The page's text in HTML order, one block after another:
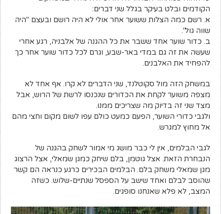
הקודמים ובלט בעיקר בגלל שני דברים:
א. רשם כמה הצלות ששוער אחר אולי לא היה רושם ובעצם "היה
שווה גול".
ב. כדור שוער אחד ששבר את כל ההגנה של אלבניה, רגע אחרי
שעשה את זה גם במדי באר-שבע, וגרם לכל כדור שוער אחר כך
להפחיד את האלבנים.
במשחק הזה מול סקוטלנד, שני הדברים לא קרו. אף אחד לא
מצפה משוער לקחת את הכדורים שנכנסו לרשת של הרוש, אבל
מצד שני זה בדיוק מה שצריכים ממנו.
ולגבי כדורי השוער, הפעם כמעט כולם עפו לשום מקום וחצי מהם
אל מחוץ למגרש.
לגבי הבלמים, אין לי כבר מושג מי אמור לשחק בהגנה של
הנבחרת הזאת. אצל גוטמן, בלם שיחק כמגן שמאלי, אצל הרצוג
מגן שמאלי משחק בלם. הבלמים הבכירים כרגע כנראה הם קשר
שהוסב לבלם ואחד שישב על הספסל שנתיים-שלוש. כשזה
המצב, לא פלא שאנחנו סופגים.